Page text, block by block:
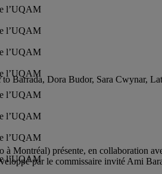
l’UQAM
l’UQAM
l’UQAM
l’UQAM
l’UQAM
l’UQAM
l’UQAM
l’UQAM
Barrada, Dora Budor, Sara Cwynar,
Montréal) présente, en collaboration
par le commissaire invité Ami